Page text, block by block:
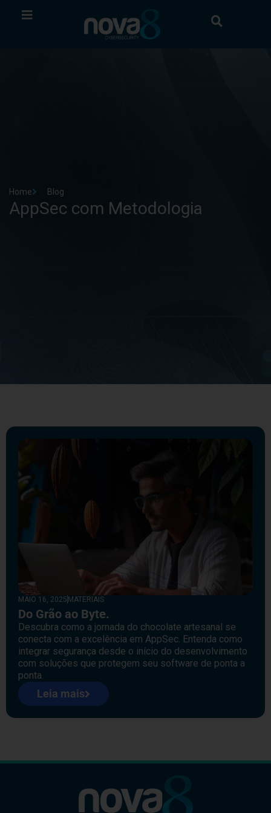
Home Blog
AppSec com Metodologia
MAIO 16, 2025 MATERIAIS
Do Grão ao Byte.
Descubra como a jornada do chocolate artesanal se
conecta com a excelência em AppSec. Entenda como
integrar segurança desde o início do desenvolvimento
com soluções que protegem seu software de ponta a
ponta.
Leia mais